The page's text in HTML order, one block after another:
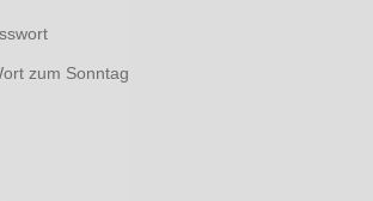
zum Sonntag